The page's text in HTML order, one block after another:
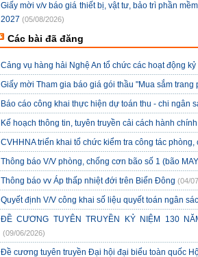
Giấy mời v/v báo giá thiết bị, vật tư, bảo trì phần
2027 (05/08/2026)
Các bài đã đăng
Cảng vụ hàng hải Nghệ An tổ chức các hoạt động
Giấy mời Tham gia báo giá gói thầu "Mua sắm
Báo cáo công khai thực hiện dự toán thu - chi ngân
Kế hoạch thông tin, tuyên truyền cải cách hành
CVHHNA triển khai tổ chức kiểm tra công tác phòng,
Thông báo V/V phòng, chống cơn bão số 1 (bão
Thông báo vv Áp thấp nhiệt đới trên Biển Đông (04/
Quyết định V/V công khai số liệu quyết toán ngân
ĐỀ CƯƠNG TUYÊN TRUYỀN KỶ NIỆM 130
(09/06/2026)
Đề cương tuyên truyền Đại hội đại biểu toàn quốc